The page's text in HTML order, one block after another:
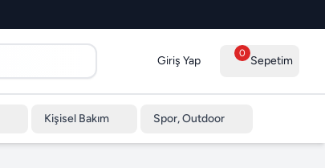
Giriş Yap
0
Sepetim
Kişisel Bakım Spor, Outdoor